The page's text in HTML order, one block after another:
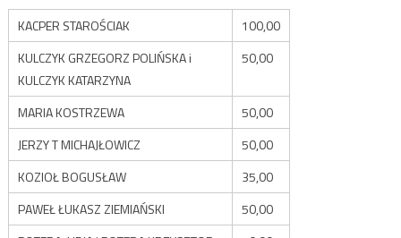
KACPER STAROŚCIAK
100,00
KULCZYK GRZEGORZ POLIŃSKA i
KULCZYK KATARZYNA
50,00
MARIA KOSTRZEWA
50,00
JERZY T MICHAJŁOWICZ
50,00
KOZIOŁ BOGUSŁAW
35,00
PAWEŁ ŁUKASZ ZIEMIAŃSKI
50,00